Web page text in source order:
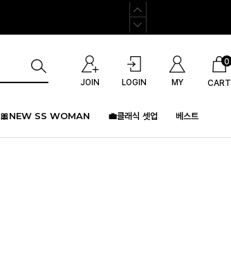
JOIN LOGIN MY CART
0
🎀NEW SS WOMAN 💼클래식 셋업 베스트